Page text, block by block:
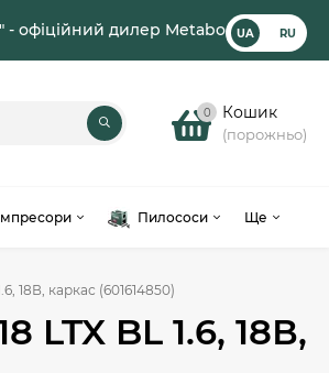
- офіційний дилер Metabo UA RU
0 Кошик
(порожньо)
Пилососи Ще
18В, каркас (601614850)
LTX BL 1.6, 18В,